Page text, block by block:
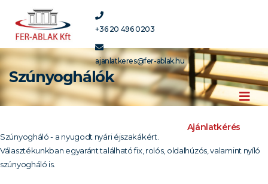
+36 20 496 0203
ajanlatkeres@fer-ablak.hu
Ajánlatkérés
Szúnyoghálók
Szúnyogháló - a nyugodt nyári éjszakákért.
Választékunkban egyaránt található fix, rolós, oldalhúzós, valamint nyíló
szúnyogháló is.